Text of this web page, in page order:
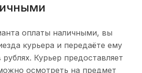
оплаты наличными, вы
курьера и передаёте ему
Курьер предоставляет
осмотреть на предмет